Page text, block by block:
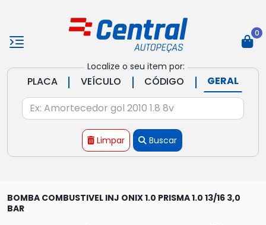
Localize o seu item por:
PLACA | VEÍCULO | CÓDIGO | GERAL
Limpar Buscar
0
BOMBA COMBUSTIVEL INJ ONIX 1.0 PRISMA 1.0 13/16 3,0
BAR